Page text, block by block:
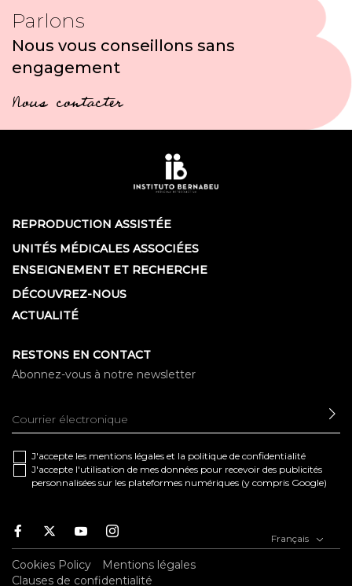
Parlons
Nous vous conseillons sans
engagement
Nous contacter
REPRODUCTION ASSISTÉE
UNITÉS MÉDICALES ASSOCIÉES
ENSEIGNEMENT ET RECHERCHE
DÉCOUVREZ-NOUS
ACTUALITÉ
RESTONS EN CONTACT
Abonnez-vous à notre newsletter
J'accepte les mentions légales et la politique de confidentialité
J'accepte l'utilisation de mes données pour recevoir des publicités
personnalisées sur les plateformes numériques (y compris Google)
Facebook
TwitterYoutubeInstagram Français
Cookies Policy
Mentions légales
Clauses de confidentialité